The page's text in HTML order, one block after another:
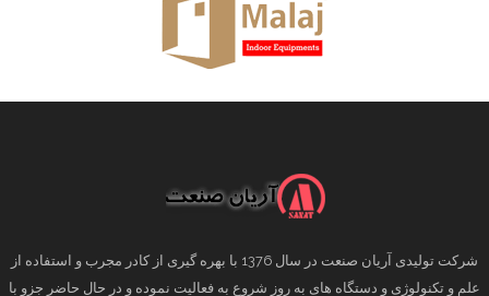
شرکت تولیدی آریان صنعت در سال 1376 با بهره گیری از کادر مجرب و استفاده از
علم و تکنولوژی و دستگاه های به روز شروع به فعالیت نموده و در حال حاضر جزو با